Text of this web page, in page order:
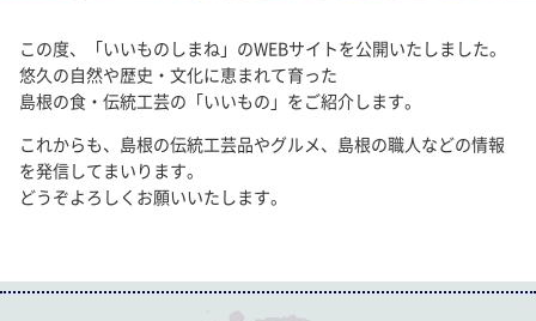
この度、「いいものしまね」のWEBサイトを公開いたしました。
悠久の自然や歴史・文化に恵まれて育った
島根の食・伝統工芸の「いいもの」をご紹介します。
これからも、島根の伝統工芸品やグルメ、島根の職人などの情報
を発信してまいります。
どうぞよろしくお願いいたします。